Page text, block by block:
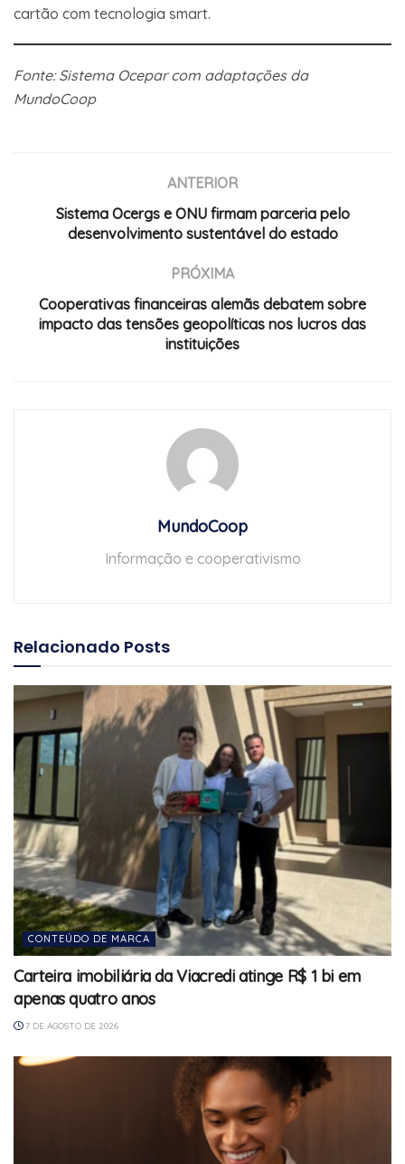
cartão com tecnologia smart.
Fonte: Sistema Ocepar com adaptações da
MundoCoop
ANTERIOR
Sistema Ocergs e ONU firmam parceria pelo
desenvolvimento sustentável do estado
PRÓXIMA
Cooperativas financeiras alemãs debatem sobre
impacto das tensões geopolíticas nos lucros das
instituições
MundoCoop
Informação e cooperativismo
Relacionado Posts
CONTEÚDO DE MARCA
Carteira imobiliária da Viacredi atinge R$ 1 bi em
apenas quatro anos
7 DE AGOSTO DE 2026